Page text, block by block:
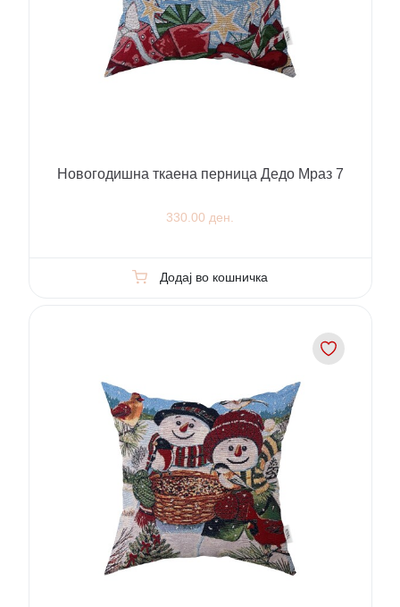
Новогодишна ткаена перница Дедо Мраз 7
330.00 ден.
Додај во кошничка